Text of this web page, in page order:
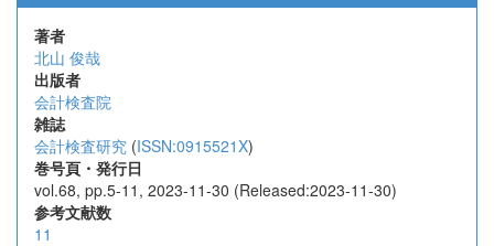
著者
北山 俊哉
出版者
会計検査院
雑誌
会計検査研究 (ISSN:0915521X)
巻号頁・発行日
vol.68, pp.5-11, 2023-11-30 (Released:2023-11-30)
参考文献数
11